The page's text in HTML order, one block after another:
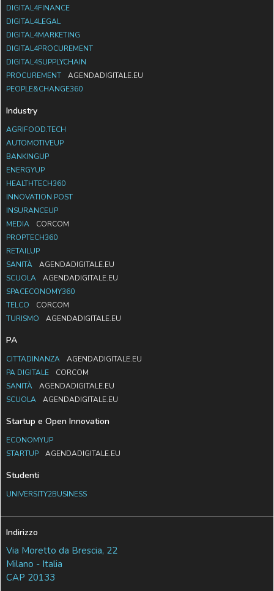
DIGITAL4FINANCE
DIGITAL4LEGAL
DIGITAL4MARKETING
DIGITAL4PROCUREMENT
DIGITAL4SUPPLYCHAIN
PROCUREMENT
AGENDADIGITALE.EU
PEOPLE&CHANGE360
Industry
AGRIFOOD.TECH
AUTOMOTIVEUP
BANKINGUP
ENERGYUP
HEALTHTECH360
INNOVATION POST
INSURANCEUP
MEDIA
CORCOM
PROPTECH360
RETAILUP
SANITÀ
AGENDADIGITALE.EU
SCUOLA
AGENDADIGITALE.EU
SPACECONOMY360
TELCO
CORCOM
TURISMO
AGENDADIGITALE.EU
PA
CITTADINANZA
AGENDADIGITALE.EU
PA DIGITALE
CORCOM
SANITÀ
AGENDADIGITALE.EU
SCUOLA
AGENDADIGITALE.EU
Startup e Open Innovation
ECONOMYUP
STARTUP
AGENDADIGITALE.EU
Studenti
UNIVERSITY2BUSINESS
Indirizzo
Via Moretto da Brescia, 22
Milano - Italia
CAP 20133